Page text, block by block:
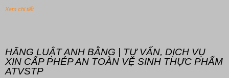
Xem chi tiết
HÃNG LUẬT ANH BẰNG | TƯ VẤN, DỊCH VỤ
XIN CẤP PHÉP AN TOÀN VỆ SINH THỰC PHẨM
ATVSTP